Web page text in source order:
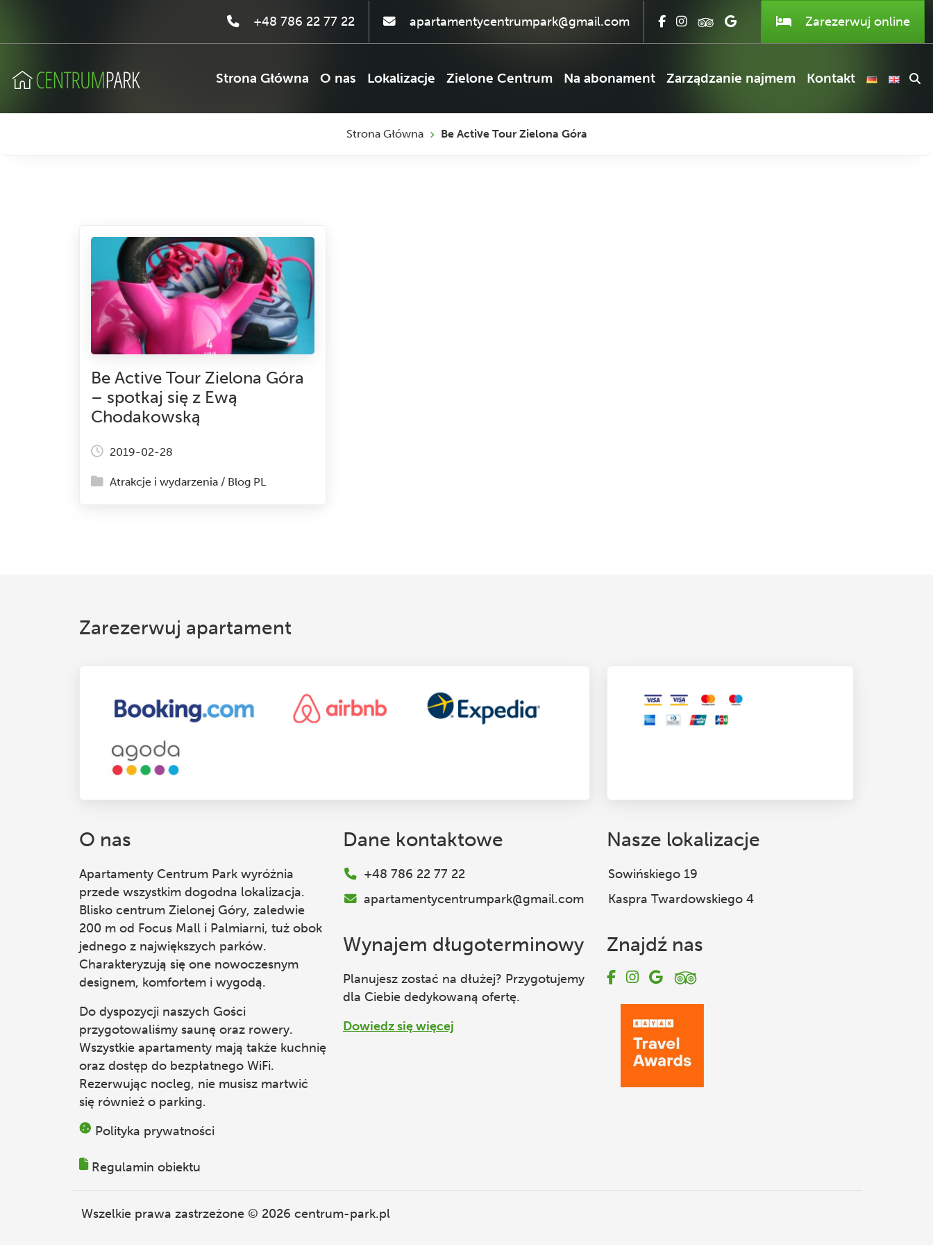
+48 786 22 77 22 apartamentycentrumpark@gmail.com Zarezerwuj online
Strona Główna O nas Lokalizacje Zielone Centrum Na abonament Zarządzanie najmem Kontakt
Strona Główna Be Active Tour Zielona Góra
Be Active Tour Zielona Góra
– spotkaj się z Ewą
Chodakowską
2019-02-28
Atrakcje i wydarzenia / Blog PL
Zarezerwuj apartament
O nas
Apartamenty Centrum Park wyróżnia
przede wszystkim dogodna lokalizacja.
Blisko centrum Zielonej Góry, zaledwie
200 m od Focus Mall i Palmiarni, tuż obok
jednego z największych parków.
Charakteryzują się one nowoczesnym
designem, komfortem i wygodą.
Do dyspozycji naszych Gości
przygotowaliśmy saunę oraz rowery.
Wszystkie apartamenty mają także kuchnię
oraz dostęp do bezpłatnego WiFi.
Rezerwując nocleg, nie musisz martwić
się również o parking.
Polityka prywatności
Regulamin obiektu
Dane kontaktowe
+48 786 22 77 22
apartamentycentrumpark@gmail.com
Wynajem długoterminowy
Planujesz zostać na dłużej? Przygotujemy
dla Ciebie dedykowaną ofertę.
Dowiedz się więcej
Nasze lokalizacje
Sowińskiego 19
Kaspra Twardowskiego 4
Znajdź nas
Wszelkie prawa zastrzeżone © 2026 centrum-park.pl